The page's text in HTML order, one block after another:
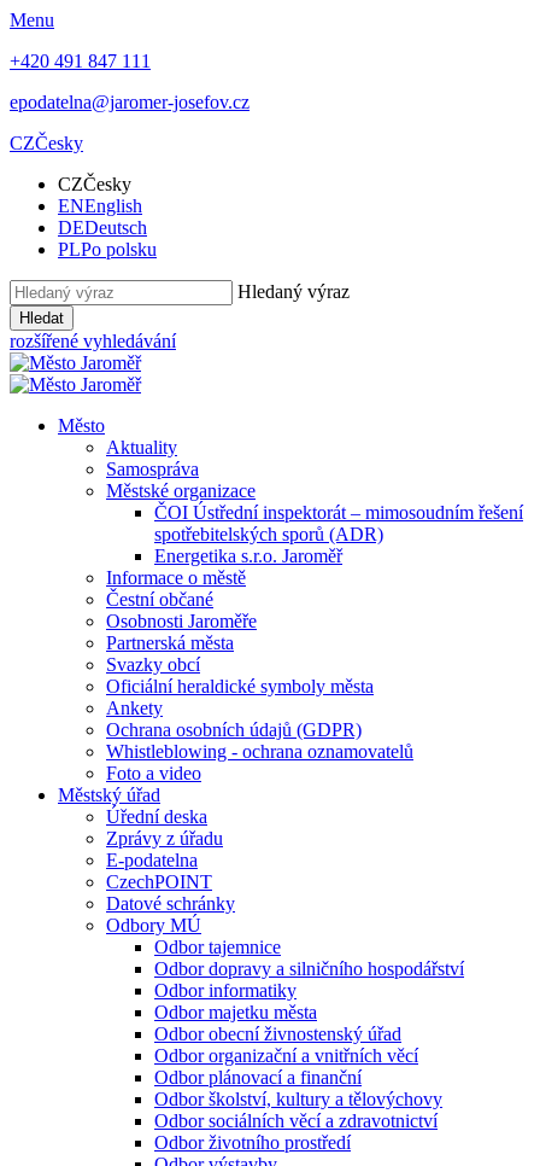
Menu
+420 491 847 111
epodatelna@jaromer-josefov.cz
CZČesky
CZČesky
ENEnglish
DEDeutsch
PLPo polsku
Hledaný výraz
Hledat
rozšířené vyhledávání
Město
Aktuality
Samospráva
Městské organizace
ČOI Ústřední inspektorát – mimosoudním řešení
spotřebitelských sporů (ADR)
Energetika s.r.o. Jaroměř
Informace o městě
Čestní občané
Osobnosti Jaroměře
Partnerská města
Svazky obcí
Oficiální heraldické symboly města
Ankety
Ochrana osobních údajů (GDPR)
Whistleblowing - ochrana oznamovatelů
Foto a video
Městský úřad
Úřední deska
Zprávy z úřadu
E-podatelna
CzechPOINT
Datové schránky
Odbory MÚ
Odbor tajemnice
Odbor dopravy a silničního hospodářství
Odbor informatiky
Odbor majetku města
Odbor obecní živnostenský úřad
Odbor organizační a vnitřních věcí
Odbor plánovací a finanční
Odbor školství, kultury a tělovýchovy
Odbor sociálních věcí a zdravotnictví
Odbor životního prostředí